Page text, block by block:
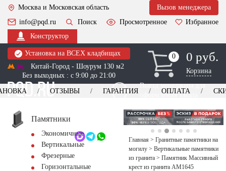
Москва и Московская область
Вызов менеджера
info@pqd.ru
Поиск Просмотренное
Избранное
Конструктор
Установка на ВСЕХ кладбищах
Китай-Город - Шоурум 130 м2
Без выходных : с 9:00 до 21:00
0
0 0 руб.
Корзина
Выезд менеджера для
оформления заказа
+7 (495) 518-44-23
Обратный звонок
ОТЗЫВЫ ГАРАНТИЯ ОПЛАТА
Памятники
Экономичные
Вертикальные
Фрезерные
Горизонтальные
Главная > Гранитные памятники на
могилу > Вертикальные памятники
из гранита > Памятник Массивный
крест из гранита AM1645